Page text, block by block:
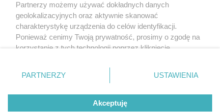
Żaden utwór zamieszczony w serwisie nie może być powielany i rozpowszechniany lub dalej
rozpowszechniany w jakikolwiek sposób (w tym także elektroniczny lub mechaniczny) na jakimkolwiek polu
eksploatacji w jakiejkolwiek formie, włącznie z umieszczaniem w Internecie bez pisemnej zgody właściciela
praw. Jakiekolwiek użycie lub wykorzystanie utworów w całości lub w części z naruszeniem prawa, tzn. bez
właściwej zgody, jest zabronione pod groźbą kary i może być ścigane prawnie.
Nasze serwisy ^
Partnerzy możemy używać dokładnych danych
geolokalizacyjnych oraz aktywnie skanować
charakterystykę urządzenia do celów identyfikacji.
Ponieważ cenimy Twoją prywatność, prosimy o zgodę na
korzystanie z tych technologii poprzez kliknięcie
zmienić/wycofać klikając przycisk ustawień prywatności
znajdujący się w lewym dolnym rogu strony
rodzaje przetwarzania danych nie wymagają zgody
użytkownika, ale masz prawo sprzeciwić się takiemu
PARTNERZY USTAWIENIA
Akceptuję